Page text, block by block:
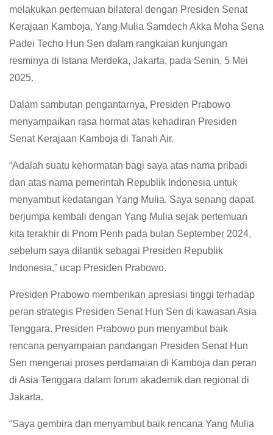
melakukan pertemuan bilateral dengan Presiden Senat
Kerajaan Kamboja, Yang Mulia Samdech Akka Moha Sena
Padei Techo Hun Sen dalam rangkaian kunjungan
resminya di Istana Merdeka, Jakarta, pada Senin, 5 Mei
2025.
Dalam sambutan pengantarnya, Presiden Prabowo
menyampaikan rasa hormat atas kehadiran Presiden
Senat Kerajaan Kamboja di Tanah Air.
“Adalah suatu kehormatan bagi saya atas nama pribadi
dan atas nama pemerintah Republik Indonesia untuk
menyambut kedatangan Yang Mulia. Saya senang dapat
berjumpa kembali dengan Yang Mulia sejak pertemuan
kita terakhir di Pnom Penh pada bulan September 2024,
sebelum saya dilantik sebagai Presiden Republik
Indonesia,” ucap Presiden Prabowo.
Presiden Prabowo memberikan apresiasi tinggi terhadap
peran strategis Presiden Senat Hun Sen di kawasan Asia
Tenggara. Presiden Prabowo pun menyambut baik
rencana penyampaian pandangan Presiden Senat Hun
Sen mengenai proses perdamaian di Kamboja dan peran
di Asia Tenggara dalam forum akademik dan regional di
Jakarta.
“Saya gembira dan menyambut baik rencana Yang Mulia